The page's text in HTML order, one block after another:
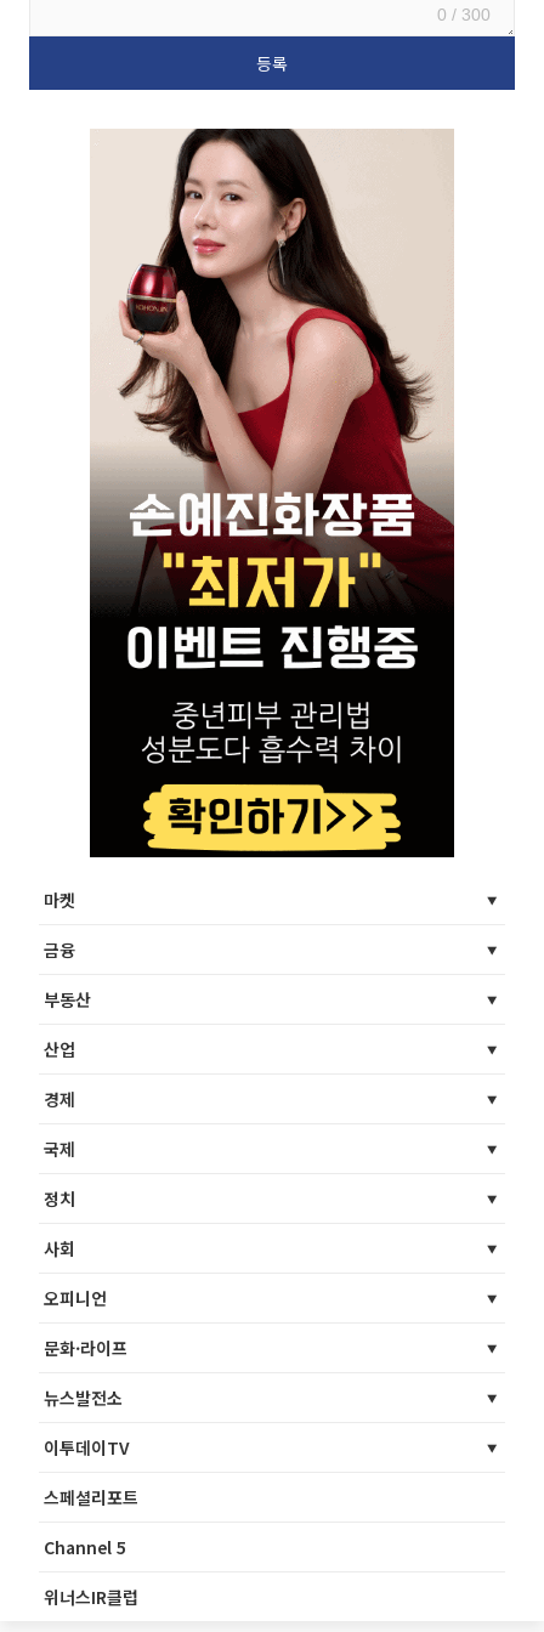
0 / 300
마켓
금융
부동산
산업
경제
국제
정치
사회
오피니언
문화·라이프
뉴스발전소
이투데이TV
스페셜리포트
Channel 5
위너스IR클럽